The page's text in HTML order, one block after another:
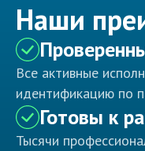
Наши
Все активные
идентификацию по
Готовы к
Тысячи